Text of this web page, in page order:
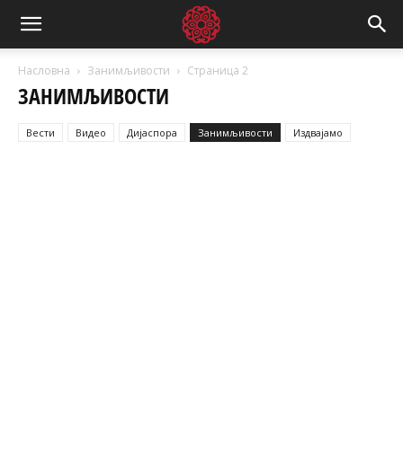
Насловна Занимљивости Страница 2
ЗАНИМЉИВОСТИ
Вести Видео Дијаспора Занимљивости Издвајамо